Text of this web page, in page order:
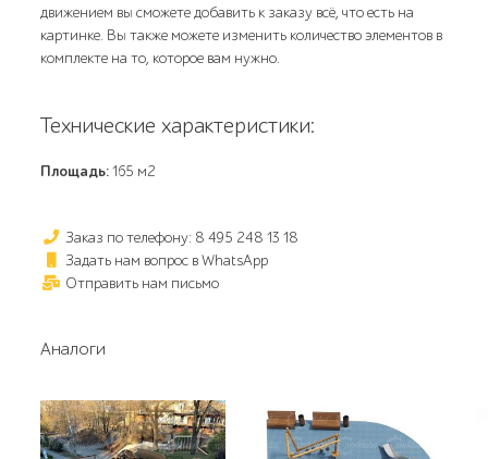
движением вы сможете добавить к заказу всё, что есть на
картинке. Вы также можете изменить количество элементов в
комплекте на то, которое вам нужно.
Технические характеристики:
Площадь:165 м2
Заказ по телефону: 8 495 248 13 18
Задать нам вопрос в WhatsApp
Отправить нам письмо
Аналоги